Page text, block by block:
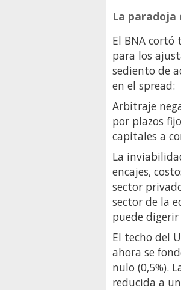
La paradoja
El BNA cortó
para los
sediento de
en el spread:
Arbitraje
por plazos
capitales a
La
encajes,
sector
sector de la
puede
El techo del
ahora se
nulo (0,5%).
reducida a